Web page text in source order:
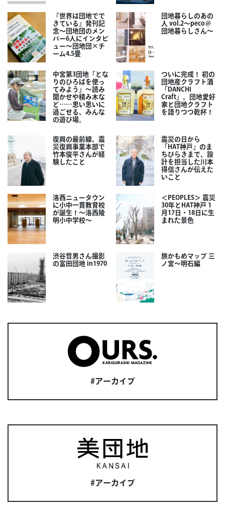
『世界は団地でで
きている』発刊記
念～団地団のメン
バー6人にインタビ
ュー～団地団×チ
ーム4.5畳
団地暮らしのあの
人 vol.2～peco＠
団地暮らしさん～
中宮第3団地「とな
りのひろばを使っ
てみよう」～読み
聞かせや積み木な
ど……思い思いに
過ごせる、みんな
の遊び場。
ついに完成！ 初の
団地産クラフト酒
「DANCHI
Craft」。団地愛好
家と団地クラフト
を語りつつ乾杯！
復興の最前線、震
災復興事業本部で
竹本俊平さんが経
験したこと
震災の日から
「HAT神戸」のま
ちびらきまで、設
計を担当した川本
得信さんが伝えた
いこと
洛西ニュータウン
に小中一貫教育校
が誕生！～洛西陵
明小中学校～
＜PEOPLES＞ 震災
30年とHAT神戸 1
月17日・18日に生
まれた景色
渋谷哲男さん撮影
の富田団地 in1970
旅かもめマップ 三
ノ宮〜明石編
#アーカイブ
#アーカイブ